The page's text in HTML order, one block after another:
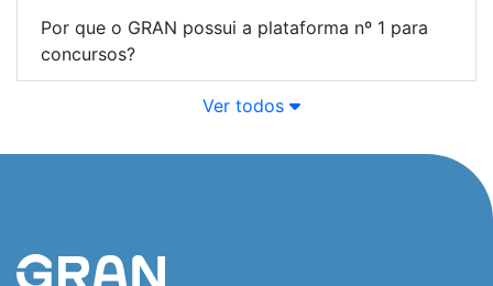
Por que o GRAN possui a plataforma nº 1 para
concursos?
Ver todos
Quais são as formas de pagamento?